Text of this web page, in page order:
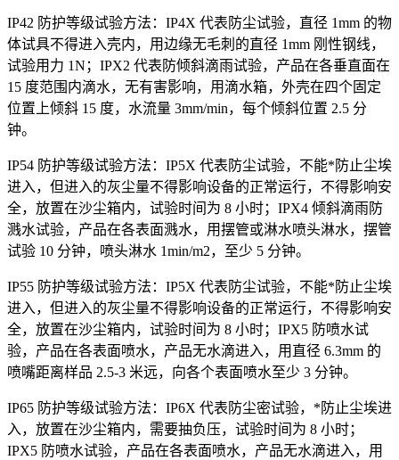
IP42 防护等级试验方法：IP4X 代表防尘试验，直径 1mm 的物
体试具不得进入壳内，用边缘无毛刺的直径 1mm 刚性钢线，
试验用力 1N；IPX2 代表防倾斜滴雨试验，产品在各垂直面在
15 度范围内滴水，无有害影响，用滴水箱，外壳在四个固定
位置上倾斜 15 度，水流量 3mm/min，每个倾斜位置 2.5 分
钟。
IP54 防护等级试验方法：IP5X 代表防尘试验，不能*防止尘埃
进入，但进入的灰尘量不得影响设备的正常运行，不得影响安
全，放置在沙尘箱内，试验时间为 8 小时；IPX4 倾斜滴雨防
溅水试验，产品在各表面溅水，用摆管或淋水喷头淋水，摆管
试验 10 分钟，喷头淋水 1min/m2，至少 5 分钟。
IP55 防护等级试验方法：IP5X 代表防尘试验，不能*防止尘埃
进入，但进入的灰尘量不得影响设备的正常运行，不得影响安
全，放置在沙尘箱内，试验时间为 8 小时；IPX5 防喷水试
验，产品在各表面喷水，产品无水滴进入，用直径 6.3mm 的
喷嘴距离样品 2.5-3 米远，向各个表面喷水至少 3 分钟。
IP65 防护等级试验方法：IP6X 代表防尘密试验，*防止尘埃进
入，放置在沙尘箱内，需要抽负压，试验时间为 8 小时；
IPX5 防喷水试验，产品在各表面喷水，产品无水滴进入，用